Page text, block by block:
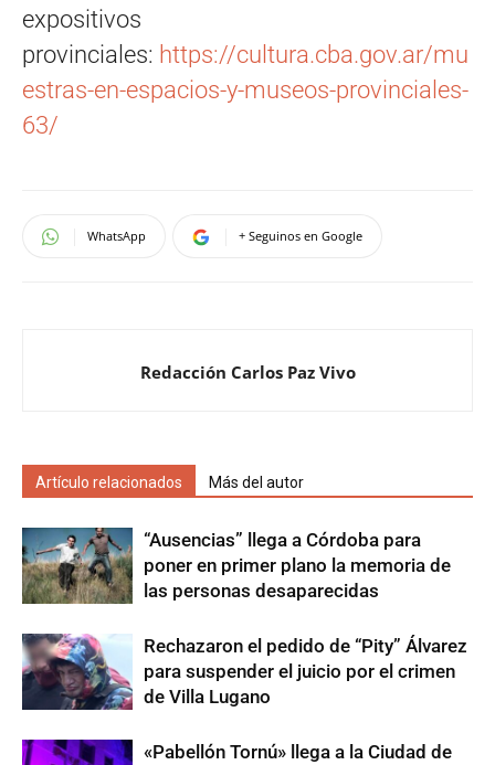
expositivos
provinciales: https://cultura.cba.gov.ar/mu
estras-en-espacios-y-museos-provinciales-
63/
WhatsApp + Seguinos en Google
Redacción Carlos Paz Vivo
Artículo relacionados Más del autor
“Ausencias” llega a Córdoba para
poner en primer plano la memoria de
las personas desaparecidas
Rechazaron el pedido de “Pity” Álvarez
para suspender el juicio por el crimen
de Villa Lugano
«Pabellón Tornú» llega a la Ciudad de